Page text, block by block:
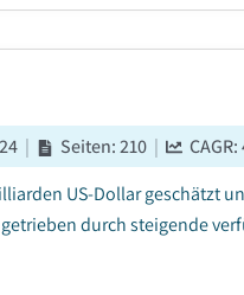
| Seiten:210 | CAGR:
US-Dollar geschätzt
getrieben durch steigende